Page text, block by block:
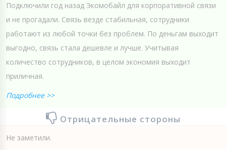
Подключили год назад Экомобайл для корпоративной связи
и не прогадали. Связь везде стабильная, сотрудники
работают из любой точки без проблем. По деньгам выходит
выгодно, связь стала дешевле и лучше. Учитывая
количество сотрудников, в целом экономия выходит
приличная.
Подробнее >>
Отрицательные стороны
Не заметили.